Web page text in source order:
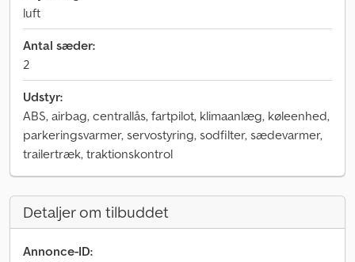
luft
Antal sæder:
2
Udstyr:
ABS, airbag, centrallås, fartpilot, klimaanlæg, køleenhed,
parkeringsvarmer, servostyring, sodfilter, sædevarmer,
trailertræk, traktionskontrol
Detaljer om tilbuddet
Annonce-ID: